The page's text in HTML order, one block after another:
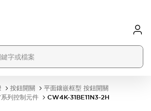
按鈕開關
平面鑲嵌框型 按鈕開關
列控制元件
CW4K-31BE11N3-2H